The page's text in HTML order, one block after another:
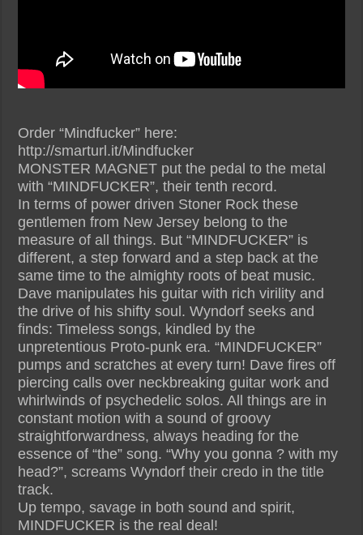
Order “Mindfucker” here:
http://smarturl.it/Mindfucker
MONSTER MAGNET put the pedal to the metal
with “MINDFUCKER”, their tenth record.
In terms of power driven Stoner Rock these
gentlemen from New Jersey belong to the
measure of all things. But “MINDFUCKER” is
different, a step forward and a step back at the
same time to the almighty roots of beat music.
Dave manipulates his guitar with rich virility and
the drive of his shifty soul. Wyndorf seeks and
finds: Timeless songs, kindled by the
unpretentious Proto-punk era. “MINDFUCKER”
pumps and scratches at every turn! Dave fires off
piercing calls over neckbreaking guitar work and
whirlwinds of psychedelic solos. All things are in
constant motion with a sound of groovy
straightforwardness, always heading for the
essence of “the” song. “Why you gonna ? with my
head?”, screams Wyndorf their credo in the title
track.
Up tempo, savage in both sound and spirit,
MINDFUCKER is the real deal!